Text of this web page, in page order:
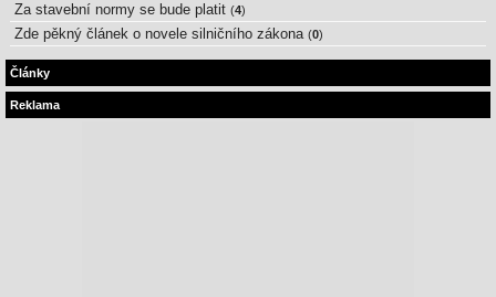
Za stavební normy se bude platit (4)
Zde pěkný článek o novele silničního zákona (0)
Články
Reklama